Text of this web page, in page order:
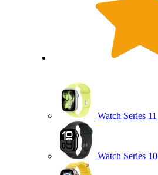
Watch Series 11
Watch Series 10